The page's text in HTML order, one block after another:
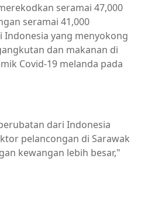
seramai 47,000
seramai 41,000
yang menyokong
dan makanan di
Covid-19 melanda pada
dari Indonesia
pelancongan di Sarawak
kewangan lebih besar,"